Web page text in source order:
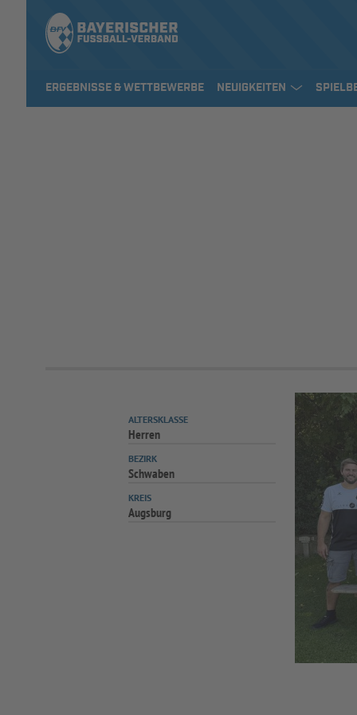
ERGEBNISSE & WETTBEWERBE NEUIGKEITEN
ALTERSKLASSE
Herren
BEZIRK
Schwaben
KREIS
Augsburg